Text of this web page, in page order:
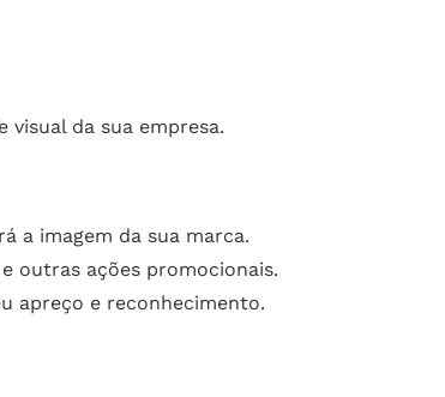
da sua empresa.
a imagem da sua marca.
outras ações promocionais.
apreço e reconhecimento.